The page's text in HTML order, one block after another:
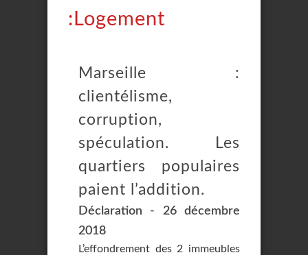
:Logement
Marseille :
clientélisme,
corruption,
spéculation. Les
quartiers populaires
paient l’addition.
Déclaration - 26 décembre
2018
L’effondrement des 2 immeubles